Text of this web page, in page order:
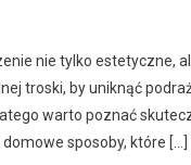
nie tylko estetyczne,
troski, by uniknąć
warto poznać
sposoby, które […]